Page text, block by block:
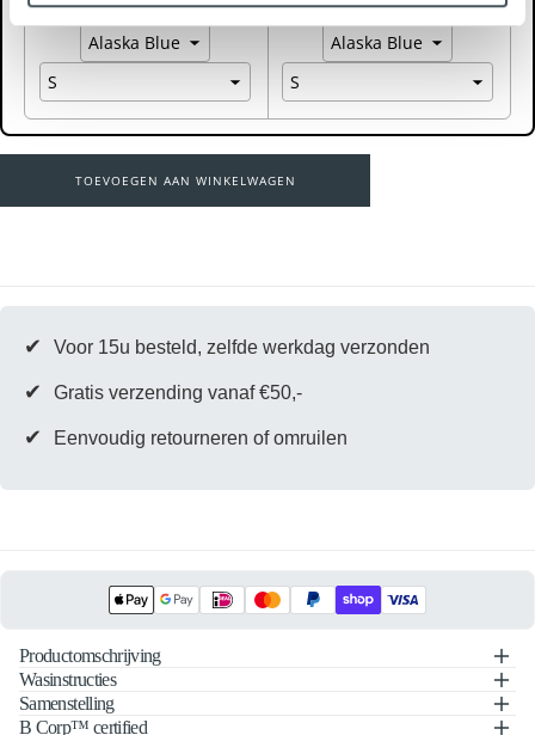
€129,95
€99,95
TOEVOEGEN AAN WINKELWAGEN
✔ Voor 15u besteld, zelfde werkdag verzonden
✔ Gratis verzending vanaf €50,-
✔ Eenvoudig retourneren of omruilen
Productomschrijving
Wasinstructies
Samenstelling
B Corp™ certified